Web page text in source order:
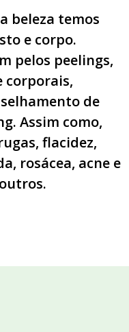
beleza temos
e corpo.
pelos peelings,
corporais,
de
Assim como,
flacidez,
rosácea, acne e